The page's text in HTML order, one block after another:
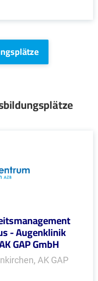
- Augenklinik
GAP GmbH
AK GAP